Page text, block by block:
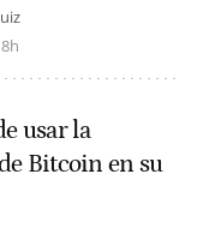
usar la
Bitcoin en su